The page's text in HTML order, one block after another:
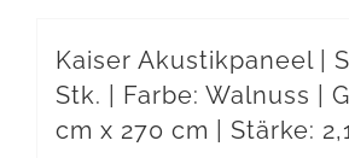
Kaiser Akustikpaneel |
Stk. | Farbe: Walnuss |
cm x 270 cm | Stärke: